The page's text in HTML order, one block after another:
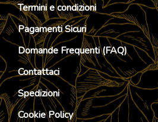
Termini e condizioni
Pagamenti Sicuri
Domande Frequenti (FAQ)
Contattaci
Spedizioni
Cookie Policy